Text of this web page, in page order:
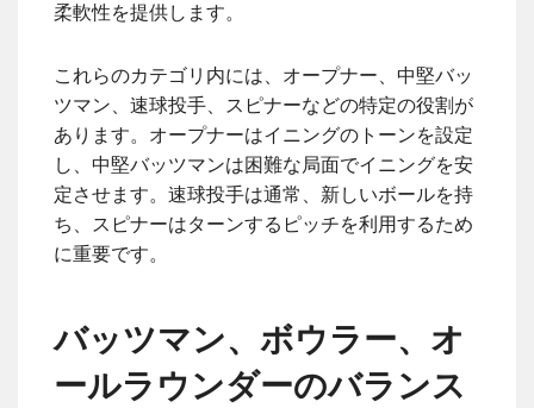
柔軟性を提供します。
これらのカテゴリ内には、オープナー、中堅バッ
ツマン、速球投手、スピナーなどの特定の役割が
あります。オープナーはイニングのトーンを設定
し、中堅バッツマンは困難な局面でイニングを安
定させます。速球投手は通常、新しいボールを持
ち、スピナーはターンするピッチを利用するため
に重要です。
バッツマン、ボウラー、オ
ールラウンダーのバランス